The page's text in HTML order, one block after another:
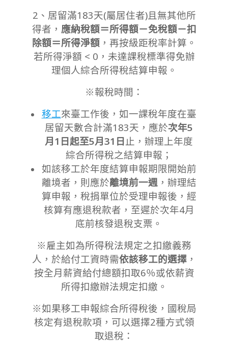
2、居留滿183天(屬居住者)且無其他所
得者， 應納稅額＝所得額－免稅額－扣
除額＝所得淨額，再按級距稅率計算。
若所得淨額 < 0，未達課稅標準得免辦
理個人綜合所得稅結算申報。
※報稅時間：
移工來臺工作後，如一課稅年度在臺
居留天數合計滿183天，應於次年5
月1日起至5月31日 止，辦理上年度
綜合所得稅之結算申報；
如該移工於年度結算申報期限開始前
離境者，則應於離境前一週 ，辦理結
算申報，稅捐單位於受理申報後，經
核算有應退稅款者，至遲於次年4月
底前核發退稅支票。
※雇主如為所得稅法規定之扣繳義務
人，於給付工資時需依該移工的選擇，
按全月薪資給付總額扣取6％或依薪資
所得扣繳辦法規定扣繳。
※如果移工申報綜合所得稅後，國稅局
核定有退稅款項，可以選擇2種方式領
取退稅：